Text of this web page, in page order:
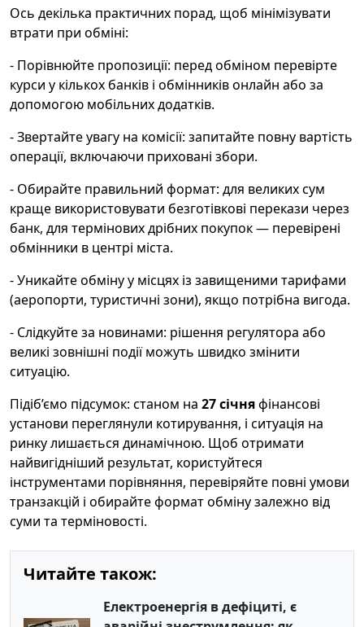
Ось декілька практичних порад, щоб мінімізувати
втрати при обміні:
- Порівнюйте пропозиції: перед обміном перевірте
курси у кількох банків і обмінників онлайн або за
допомогою мобільних додатків.
- Звертайте увагу на комісії: запитайте повну вартість
операції, включаючи приховані збори.
- Обирайте правильний формат: для великих сум
краще використовувати безготівкові перекази через
банк, для термінових дрібних покупок — перевірені
обмінники в центрі міста.
- Уникайте обміну у місцях із завищеними тарифами
(аеропорти, туристичні зони), якщо потрібна вигода.
- Слідкуйте за новинами: рішення регулятора або
великі зовнішні події можуть швидко змінити
ситуацію.
Підіб’ємо підсумок: станом на 27 січняфінансові
установи переглянули котирування, і ситуація на
ринку лишається динамічною. Щоб отримати
найвигідніший результат, користуйтеся
інструментами порівняння, перевіряйте повні умови
транзакцій і обирайте формат обміну залежно від
суми та терміновості.
Читайте також:
Електроенергія в дефіциті, є